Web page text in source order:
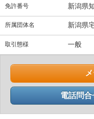
免許番号 新潟県
所属団体名 新潟県
取引態様 一般
電話問